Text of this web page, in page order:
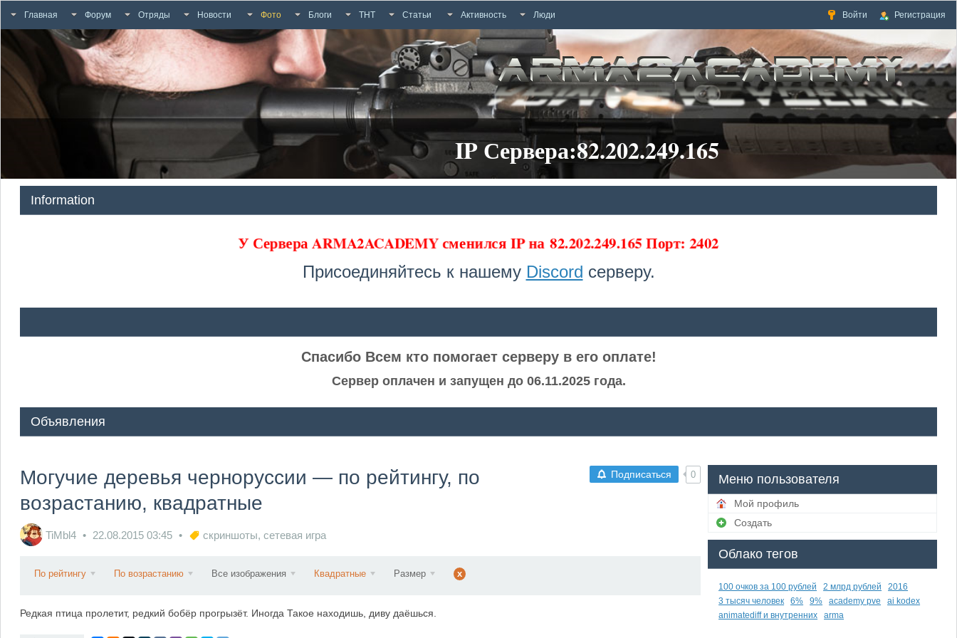
Главная Форум Отряды Новости Фото Блоги ТНТ Статьи Активность Люди Войти Регистрация
IP Сервера:82.202.249.165
Information
У Сервера ARMA2ACADEMY сменился IP на 82.202.249.165 Порт: 2402
Присоединяйтесь к нашему Discord серверу.
Спасибо Всем кто помогает серверу в его оплате!
Сервер оплачен и запущен до 06.11.2025 года.
Объявления
Подписаться 0
Могучие деревья черноруссии — по рейтингу, по
возрастанию, квадратные
TiMbl4 22.08.2015 03:45 скриншоты, сетевая игра
По рейтингу По возрастанию Все изображения Квадратные Размер x
Редкая птица пролетит, редкий бобёр прогрызёт. Иногда Такое находишь, диву даёшься.
Меню пользователя
Мой профиль
Создать
Облако тегов
100 очков за 100 рублей 2 млрд рублей
2016
3 тысяч человек
6% 9% academy pve
ai kodex
animatediff и внутренних
arma